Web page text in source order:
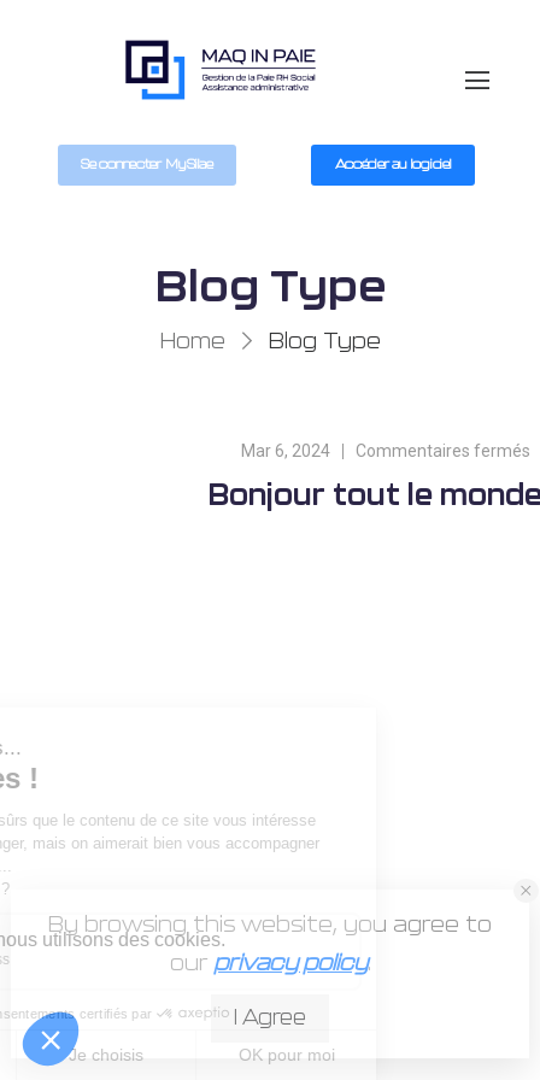
Se connecter MySilae Accéder au logiciel
Blog Type
Home Blog Type
Mar 6, 2024 Commentaires fermés
Bonjour tout le
Mentions légales
Maq In Paie © 2026. Tous droits réservés.
Créé parUne Histoire de Com
By browsing this website, you agree to
our privacy policy.
I Agree